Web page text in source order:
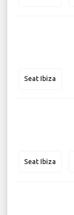
Seat Ibiza
Seat Ibiza